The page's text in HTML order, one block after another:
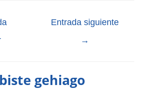
Entrada siguiente
→
gehiago